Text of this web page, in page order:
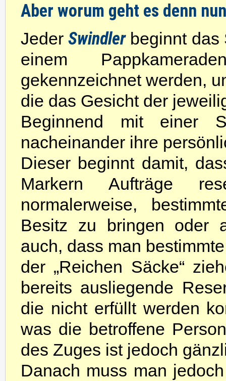
Aber worum geht es denn
JederSwindlerbeginnt das
einem
gekennzeichnet werden,
die das Gesicht der
Beginnend mit einer
nacheinander ihre
Dieser beginnt damit,
Markern Aufträge
normalerweise,
Besitz zu bringen oder
auch, dass man
der „Reichen Säcke“
bereits ausliegende
die nicht erfüllt werden
was die betroffene
des Zuges ist jedoch
Danach muss man